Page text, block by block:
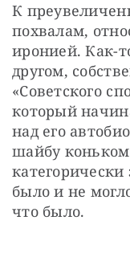
К
похвалам,
иронией. Как-
другом,
«Советского
который
над его
шайбу коньком
было и не
что было.